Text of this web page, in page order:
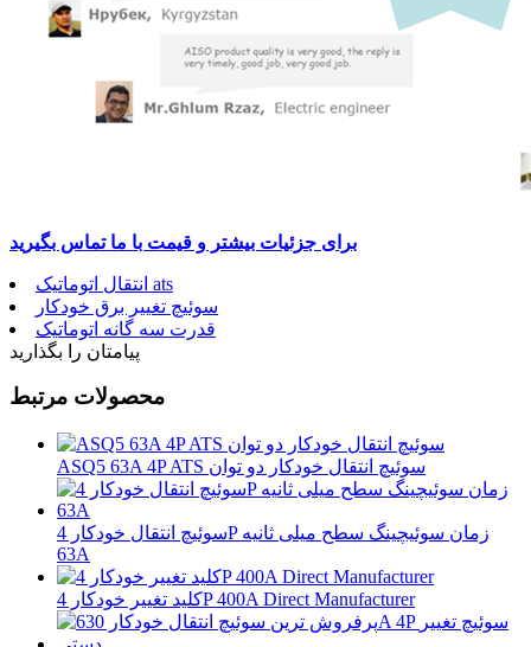
برای جزئیات بیشتر و قیمت با ما تماس بگیرید
انتقال اتوماتیک ats
سوئیچ تغییر برق خودکار
قدرت سه گانه اتوماتیک
پیامتان را بگذارید
محصولات مرتبط
ASQ5 63A 4P ATS سوئیچ انتقال خودکار دو توان
سوئیچ انتقال خودکار 4P زمان سوئیچینگ سطح میلی ثانیه
63A
کلید تغییر خودکار 4P 400A Direct Manufacturer